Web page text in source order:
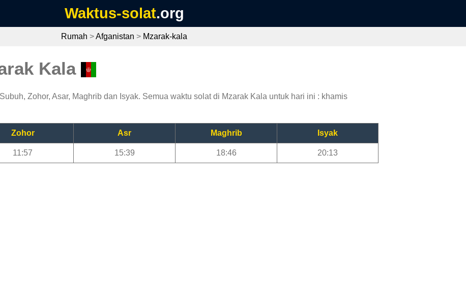
Waktus-solat.org
Rumah >Afganistan > Mzarak-kala
Kala
Zohor, Asar, Maghrib dan Isyak. Semua waktu solat di Mzarak Kala untuk hari ini : khamis
Zohor Asr Maghrib Isyak
11:57 15:39 18:46 20:13